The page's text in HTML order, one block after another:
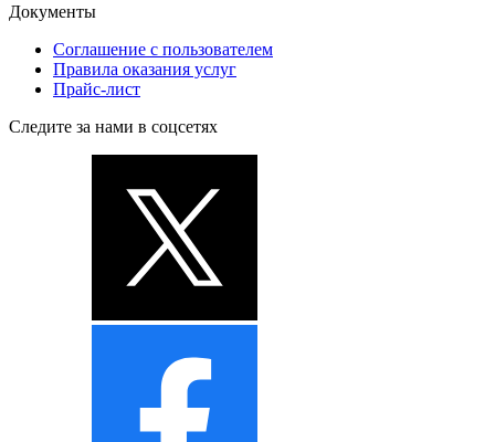
Документы
Соглашение с пользователем
Правила оказания услуг
Прайс-лист
Следите за нами в соцсетях